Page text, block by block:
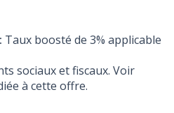
Taux boosté de 3% applicable
sociaux et fiscaux. Voir
à cette offre.